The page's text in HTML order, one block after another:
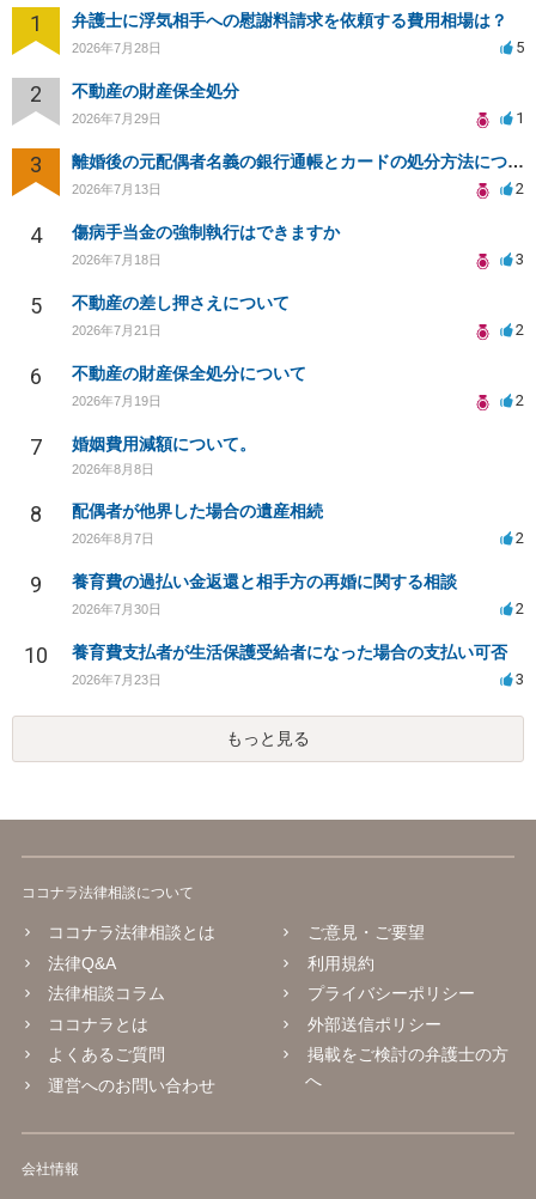
1 弁護士に浮気相手への慰謝料請求を依頼する費用相場は？
2026年7月28日 5
2 不動産の財産保全処分
2026年7月29日 1
3 離婚後の元配偶者名義の銀行通帳とカードの処分方法について
2026年7月13日 2
4 傷病手当金の強制執行はできますか
2026年7月18日 3
5 不動産の差し押さえについて
2026年7月21日 2
6 不動産の財産保全処分について
2026年7月19日 2
7 婚姻費用減額について。
2026年8月8日
8 配偶者が他界した場合の遺産相続
2026年8月7日 2
9 養育費の過払い金返還と相手方の再婚に関する相談
2026年7月30日 2
10 養育費支払者が生活保護受給者になった場合の支払い可否
2026年7月23日 3
もっと見る
ココナラ法律相談について
ココナラ法律相談とは
法律Q&A
法律相談コラム
ココナラとは
よくあるご質問
運営へのお問い合わせ
ご意見・ご要望
利用規約
プライバシーポリシー
外部送信ポリシー
掲載をご検討の弁護士の方
へ
会社情報